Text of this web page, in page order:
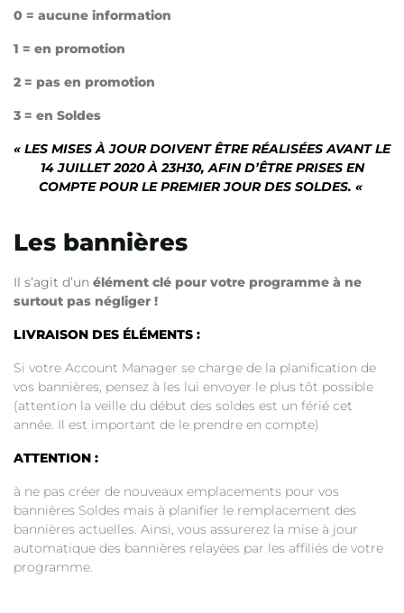
0 = aucune information
1 = en promotion
2 = pas en promotion
3 = en Soldes
« LES MISES À JOUR DOIVENT ÊTRE RÉALISÉES AVANT LE
14 JUILLET 2020 À 23H30, AFIN D’ÊTRE PRISES EN
COMPTE POUR LE PREMIER JOUR DES SOLDES. «
Les bannières
Il s’agit d’un élément clé pour votre programme à ne
surtout pas négliger !
LIVRAISON DES ÉLÉMENTS :
Si votre Account Manager se charge de la planification de
vos bannières, pensez à les lui envoyer le plus tôt possible
(attention la veille du début des soldes est un férié cet
année. Il est important de le prendre en compte)
ATTENTION :
à ne pas créer de nouveaux emplacements pour vos
bannières Soldes mais à planifier le remplacement des
bannières actuelles. Ainsi, vous assurerez la mise à jour
automatique des bannières relayées par les affiliés de votre
programme.